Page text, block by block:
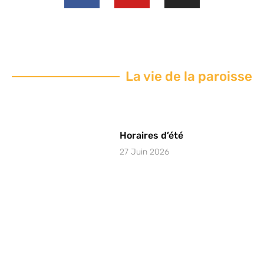
La vie de la paroisse
Horaires d’été
27 Juin 2026